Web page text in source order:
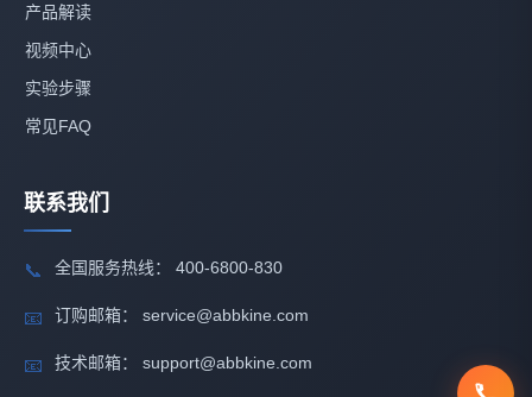
产品解读
视频中心
实验步骤
常见FAQ
联系我们
📞 全国服务热线： 400-6800-830
📧 订购邮箱： service@abbkine.com
📧 技术邮箱： support@abbkine.com